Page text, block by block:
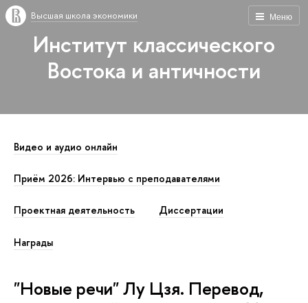
Меню
Высшая школа экономики
Институт классического
Востока и античности
Видео и аудио онлайн
Приём 2026: Интервью с преподавателями
Проектная деятельность Диссертации
Награды
"Новые речи" Лу Цзя. Перевод,